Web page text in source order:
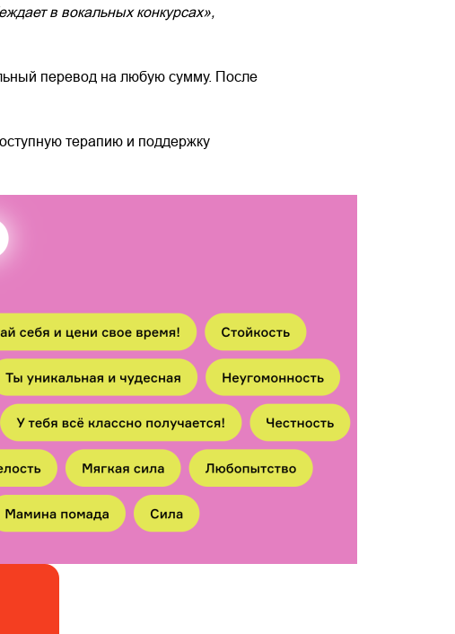
в вокальных конкурсах»,
перевод на любую сумму. После
терапию и поддержку